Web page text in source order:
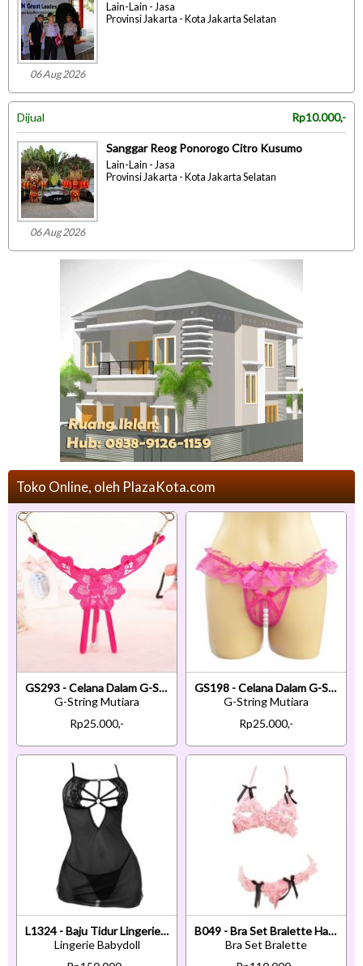
06 Aug 2026
Lain-Lain - Jasa
Provinsi Jakarta - Kota Jakarta Selatan
Dijual Rp10.000,-
06 Aug 2026
Sanggar Reog Ponorogo Citro Kusumo
Lain-Lain - Jasa
Provinsi Jakarta - Kota Jakarta Selatan
Toko Online, oleh PlazaKota.com
GS293 - Celana Dalam G-String Mutiara T-Back Bunga Crotchless Magenta
G-String Mutiara
Rp25.000,-
GS198 - Celana Dalam G-String Mutiara Crotchless Magenta Transparan Pita
G-String Mutiara
Rp25.000,-
L1324 - Baju Tidur Lingerie Babydoll Mini Dress Hitam Transparan
Lingerie Babydoll
B049 - Bra Set Bralette Halter Open Cup Pink Celana Dalam Crotchless
Bra Set Bralette